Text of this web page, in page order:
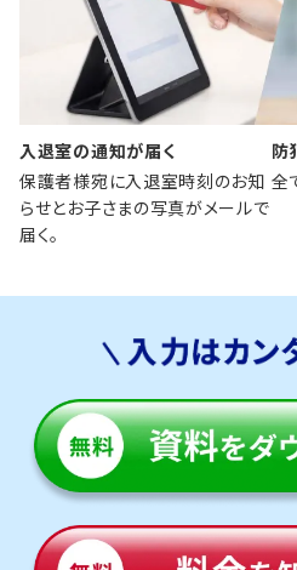
入退室の通知が届く
保護者様宛に入退室時刻のお知
らせとお子さまの写真がメールで
届く。
防
全